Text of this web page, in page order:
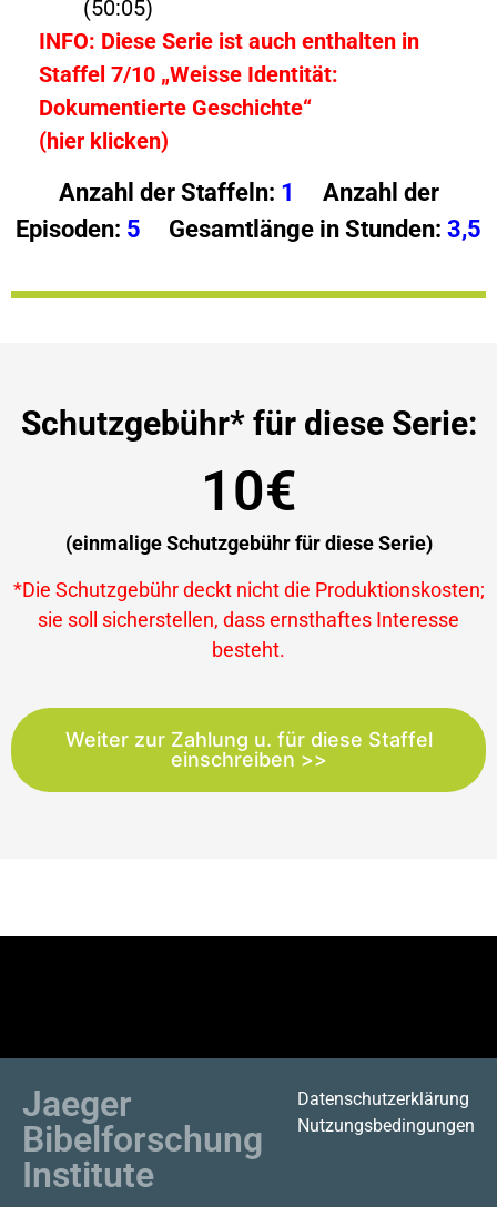
(50:05)
INFO: Diese Serie ist auch enthalten in
Staffel 7/10 „Weisse Identität:
Dokumentierte Geschichte“
(hier klicken)
Anzahl der Staffeln: 1 Anzahl der
Episoden: 5 Gesamtlänge in Stunden: 3,5
Schutzgebühr* für diese Serie:
10€
(einmalige Schutzgebühr für diese Serie)
*Die Schutzgebühr deckt nicht die Produktionskosten;
sie soll sicherstellen, dass ernsthaftes Interesse
besteht.
Weiter zur Zahlung u. für diese Staffel
einschreiben >>
Jaeger
Bibelforschung
Institute
Datenschutzerklärung
Nutzungsbedingungen